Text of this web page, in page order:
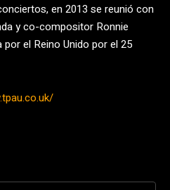
en 2013 se reunió con
y co-compositor Ronnie
el Reino Unido por el 25